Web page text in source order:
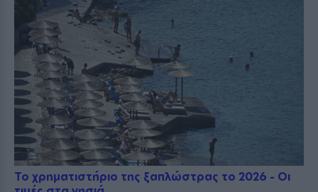
Το χρηματιστήριο της ξαπλώστρας το 2026 - Οι